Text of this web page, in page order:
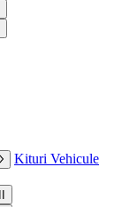
Kituri Vehicule